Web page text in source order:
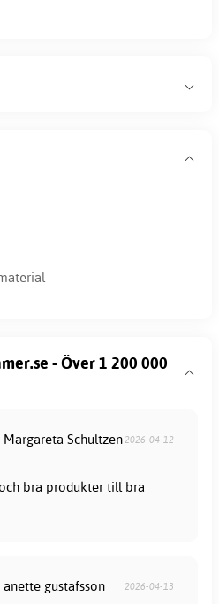
- Över 1 200 000
Margareta Schultzen2026-04-12
bra produkter till bra
gustafsson 2026-04-13